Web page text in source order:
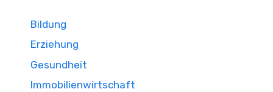
Bildung
Erziehung
Gesundheit
Immobilienwirtschaft